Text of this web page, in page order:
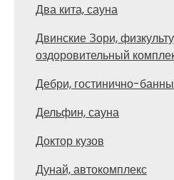
Два кита, сауна
Двинские Зори,
оздоровительный
Дебри, гостинично-
Дельфин, сауна
Доктор кузов
Дунай, автокомплекс